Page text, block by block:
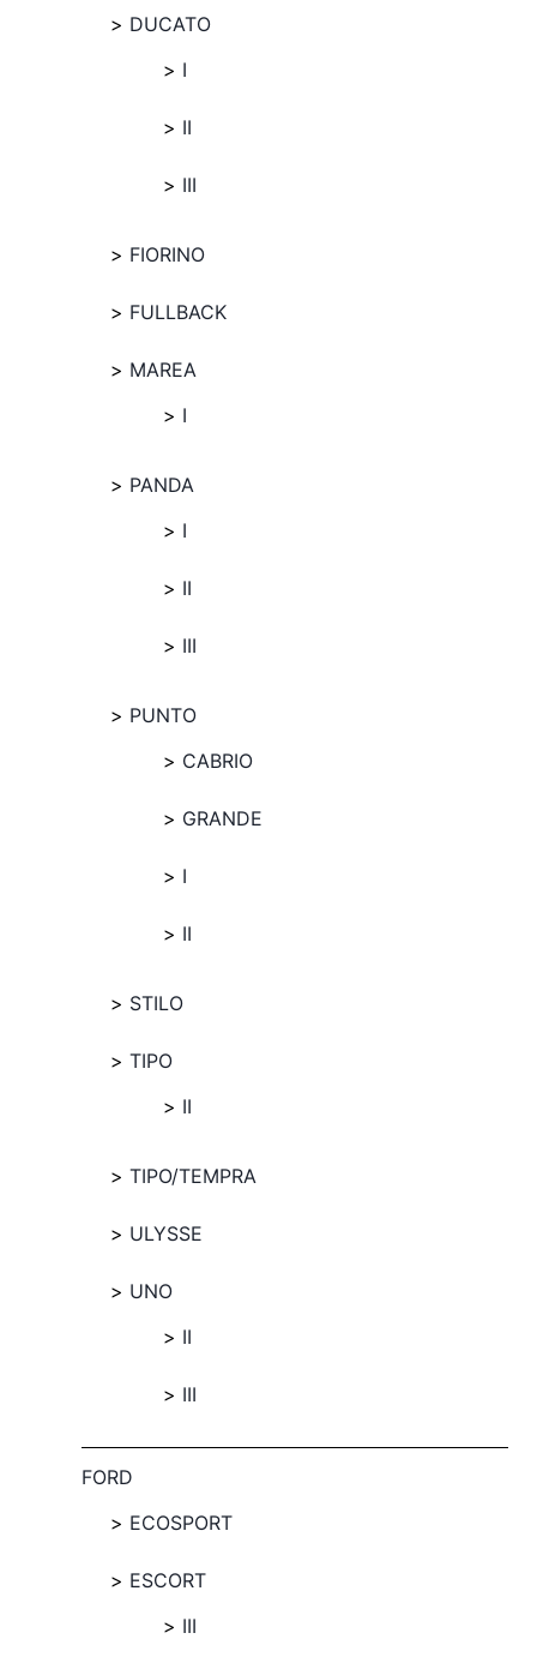
DUCATO
I
II
III
FIORINO
FULLBACK
MAREA
I
PANDA
I
II
III
PUNTO
CABRIO
GRANDE
I
II
STILO
TIPO
II
TIPO/TEMPRA
ULYSSE
UNO
II
III
FORD
ECOSPORT
ESCORT
III